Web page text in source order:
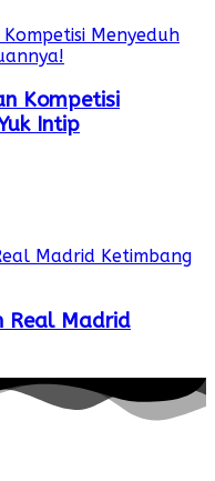
Kompetisi
Intip
Real Madrid